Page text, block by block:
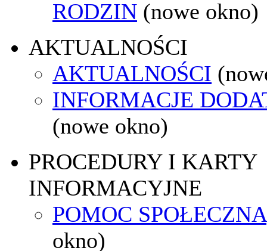
RODZIN (nowe okno)
AKTUALNOŚCI
AKTUALNOŚCI
INFORMACJE
(nowe okno)
PROCEDURY I KARTY
INFORMACYJNE
POMOC SPOŁECZNA
okno)